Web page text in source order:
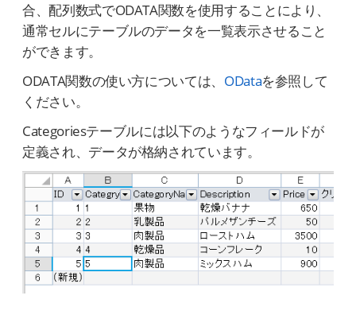
合、配列数式でODATA関数を使用することにより、
通常セルにテーブルのデータを一覧表示させること
ができます。
ODATA関数の使い方については、 ODataを参照して
ください。
Categoriesテーブルには以下のようなフィールドが
定義され、データが格納されています。